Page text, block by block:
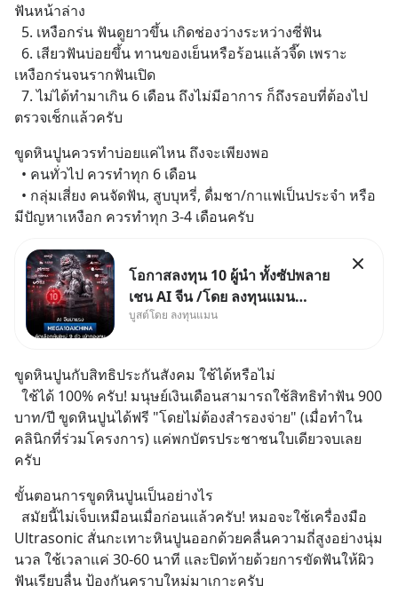
ฟันหน้าล่าง
  5. เหงือกร่น ฟันดูยาวขึ้น เกิดช่องว่างระหว่างซี่ฟัน
เหงือกร่นจนรากฟันเปิด
ตรวจเช็กแล้วครับ
ขูดหินปูนควรทำบ่อยแค่ไหน ถึงจะเพียงพอ
  • คนทั่วไป ควรทำทุก 6 เดือน
มีปัญหาเหงือก ควรทำทุก 3-4 เดือนครับ
โอกาสลงทุน 10 ผู้นำ ทั้งซัปพลาย
เชน AI จีน /โดย ลงทุนแมน
✅ลงทุนตรง คัด 10 ผู้นำเน้น ๆ ใน
ผู้นำ AI จีน ตั้งแต่โรงงานผลิตชิป
หน่วยความจำ โมเดล
บูสต์โดย ลงทุนแมน
ขูดหินปูนกับสิทธิประกันสังคม ใช้ได้หรือไม่
บาท/ปี ขูดหินปูนได้ฟรี "โดยไม่ต้องสำรองจ่าย" (เมื่อทำใน
คลินิกที่ร่วมโครงการ) แค่พกบัตรประชาชนใบเดียวจบเลย
ครับ
ขั้นตอนการขูดหินปูนเป็นอย่างไร
Ultrasonic สั่นกะเทาะหินปูนออกด้วยคลื่นความถี่สูงอย่างนุ่ม
นวล ใช้เวลาแค่ 30-60 นาที และปิดท้ายด้วยการขัดฟันให้ผิว
ฟันเรียบลื่น ป้องกันคราบใหม่มาเกาะครับ